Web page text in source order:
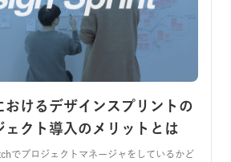
おけるデザインスプリントの
ェクト導入のメリットとは
でプロジェクトマネージャをしているかど